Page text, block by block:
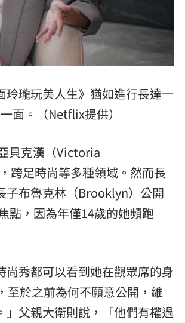
瓏玩美人生》猶如進行長達一
面。（Netflix提供）
貝克漢（Victoria
跨足時尚等多種領域。然而長
子布魯克林（Brooklyn）公開
點，因為年僅14歲的她頻跑
秀都可以看到她在觀眾席的身
至於之前為何不願意公開，維
父親大衛則說，「他們有權過